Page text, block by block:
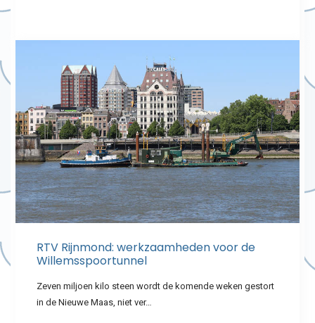
RTV Rijnmond: werkzaamheden voor de
Willemsspoortunnel
Zeven miljoen kilo steen wordt de komende weken gestort
in de Nieuwe Maas, niet ver…